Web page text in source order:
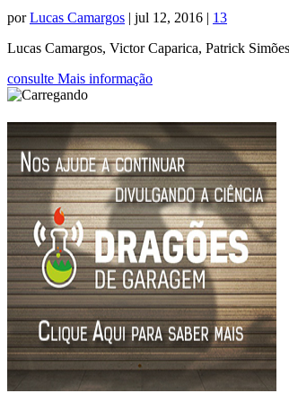
porLucas Camargos | jul 12, 2016 | 13
Lucas Camargos, Victor Caparica, Patrick
consulte Mais informação